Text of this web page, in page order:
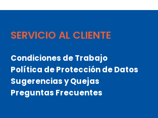
SERVICIO AL CLIENTE
Condiciones de Trabajo
Política de Protección de Datos
Sugerencias y Quejas
Preguntas Frecuentes